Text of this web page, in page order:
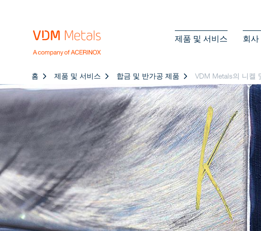
제품 및 서비스 회사
홈 제품 및 서비스 합금 및 반가공 제품 VDM Metals의 니켈